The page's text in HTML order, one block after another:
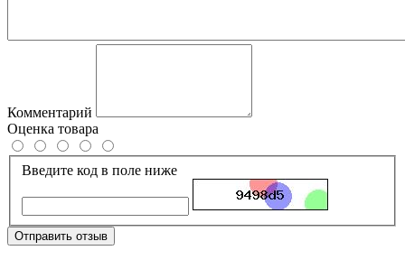
Комментарий
Оценка товара
Введите код в поле ниже
Отправить отзыв